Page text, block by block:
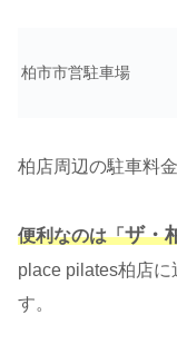
柏市市営駐車場
柏店周辺の駐車料
便利なのは「ザ・
place pilates柏店
す。